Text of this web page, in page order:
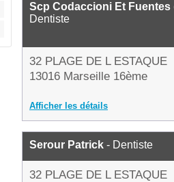
Scp Codaccioni Et
Dentiste
32 PLAGE DE L ESTAQUE
13016 Marseille 16ème
Afficher les détails
Serour Patrick - Dentiste
32 PLAGE DE L ESTAQUE